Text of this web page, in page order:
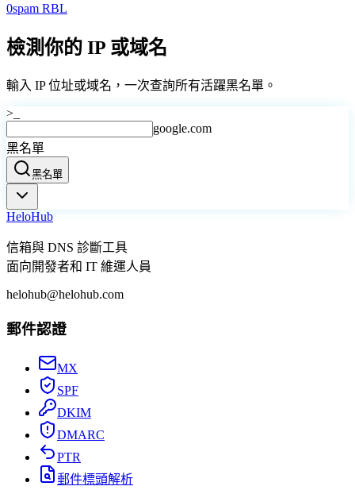
0spam RBL
檢測你的 IP 或域名
輸入 IP 位址或域名，一次查詢所有活躍黑名單。
>_
google.com
黑名單
黑名單
HeloHub
信箱與 DNS 診斷工具
面向開發者和 IT 維運人員
helohub@helohub.com
郵件認證
MX
SPF
DKIM
DMARC
PTR
郵件標頭解析